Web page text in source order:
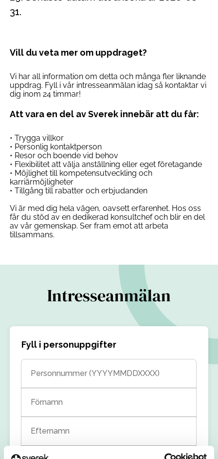
31.
Vill du veta mer om uppdraget?
Vi har all information om detta och många fler liknande
uppdrag. Fyll i vår intresseanmälan idag så kontaktar vi
dig inom 24 timmar!
Att vara en del av Sverek innebär att du får:
• Trygga villkor
• Personlig kontaktperson
• Resor och boende vid behov
• Flexibilitet att välja anställning eller eget företagande
• Möjlighet till kompetensutveckling och
karriärmöjligheter
• Tillgång till rabatter och erbjudanden
Vi är med dig hela vägen, oavsett erfarenhet. Hos oss
får du stöd av en dedikerad konsultchef och blir en del
av vår gemenskap. Ser fram emot att arbeta
tillsammans.
Intresseanmälan
Fyll i personuppgifter
Personnummer (YYYYMMDDXXXX)
Förnamn
Efternamn